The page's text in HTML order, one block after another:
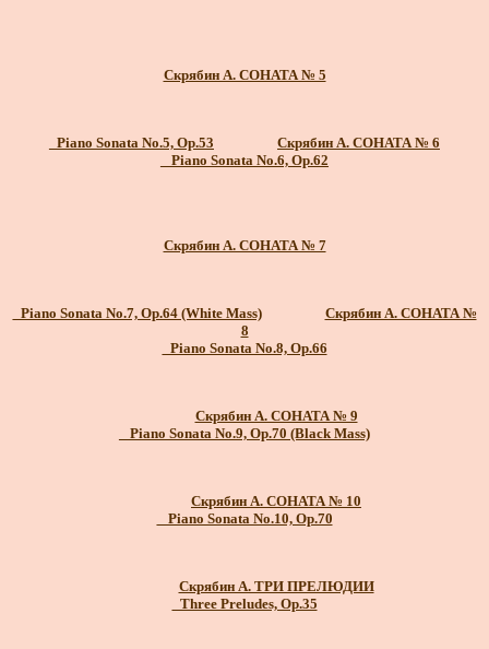
Скрябин А. СОНАТА № 5
_Piano Sonata No.5, Op.53
Скрябин А. СОНАТА № 6
_ Piano Sonata No.6, Op.62
Скрябин А. СОНАТА № 7
_Piano Sonata No.7, Op.64 (White Mass)
Скрябин А. СОНАТА №
8
_Piano Sonata No.8, Op.66
Скрябин А. СОНАТА № 9
_ Piano Sonata No.9, Op.70 (Black Mass)
Скрябин А. СОНАТА № 10
_ Piano Sonata No.10, Op.70
Скрябин А. ТРИ ПРЕЛЮДИИ
_Three Preludes, Op.35